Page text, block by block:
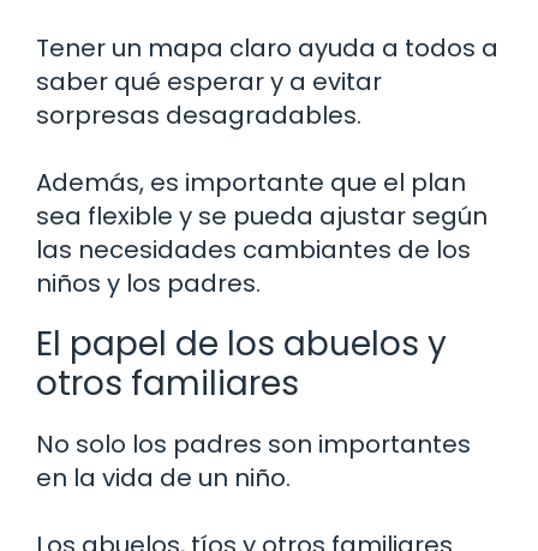
Tener un mapa claro ayuda a todos a
saber qué esperar y a evitar
sorpresas desagradables.
Además, es importante que el plan
sea flexible y se pueda ajustar según
las necesidades cambiantes de los
niños y los padres.
El papel de los abuelos y
otros familiares
No solo los padres son importantes
en la vida de un niño.